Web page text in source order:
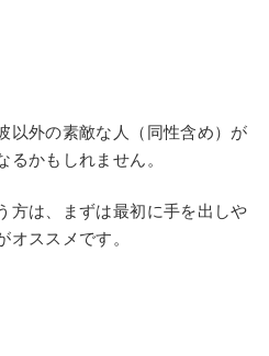
以外の素敵な人（同性含め）が
るかもしれません。
方は、まずは最初に手を出しや
オススメです。